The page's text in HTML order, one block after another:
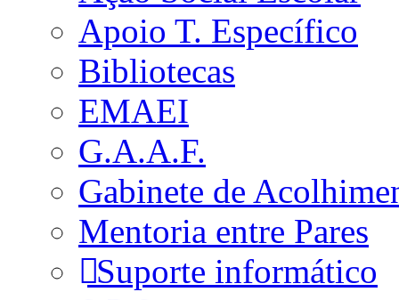
Apoio T. Específico
Bibliotecas
EMAEI
G.A.A.F.
Gabinete de
Mentoria entre Pares
Suporte informático